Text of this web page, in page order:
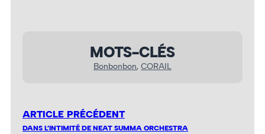
MOTS-CLÉS
Bonbonbon, CORAIL
ARTICLE PRÉCÉDENT
DANS L’INTIMITÉ DE NEAT SUMMA ORCHESTRA